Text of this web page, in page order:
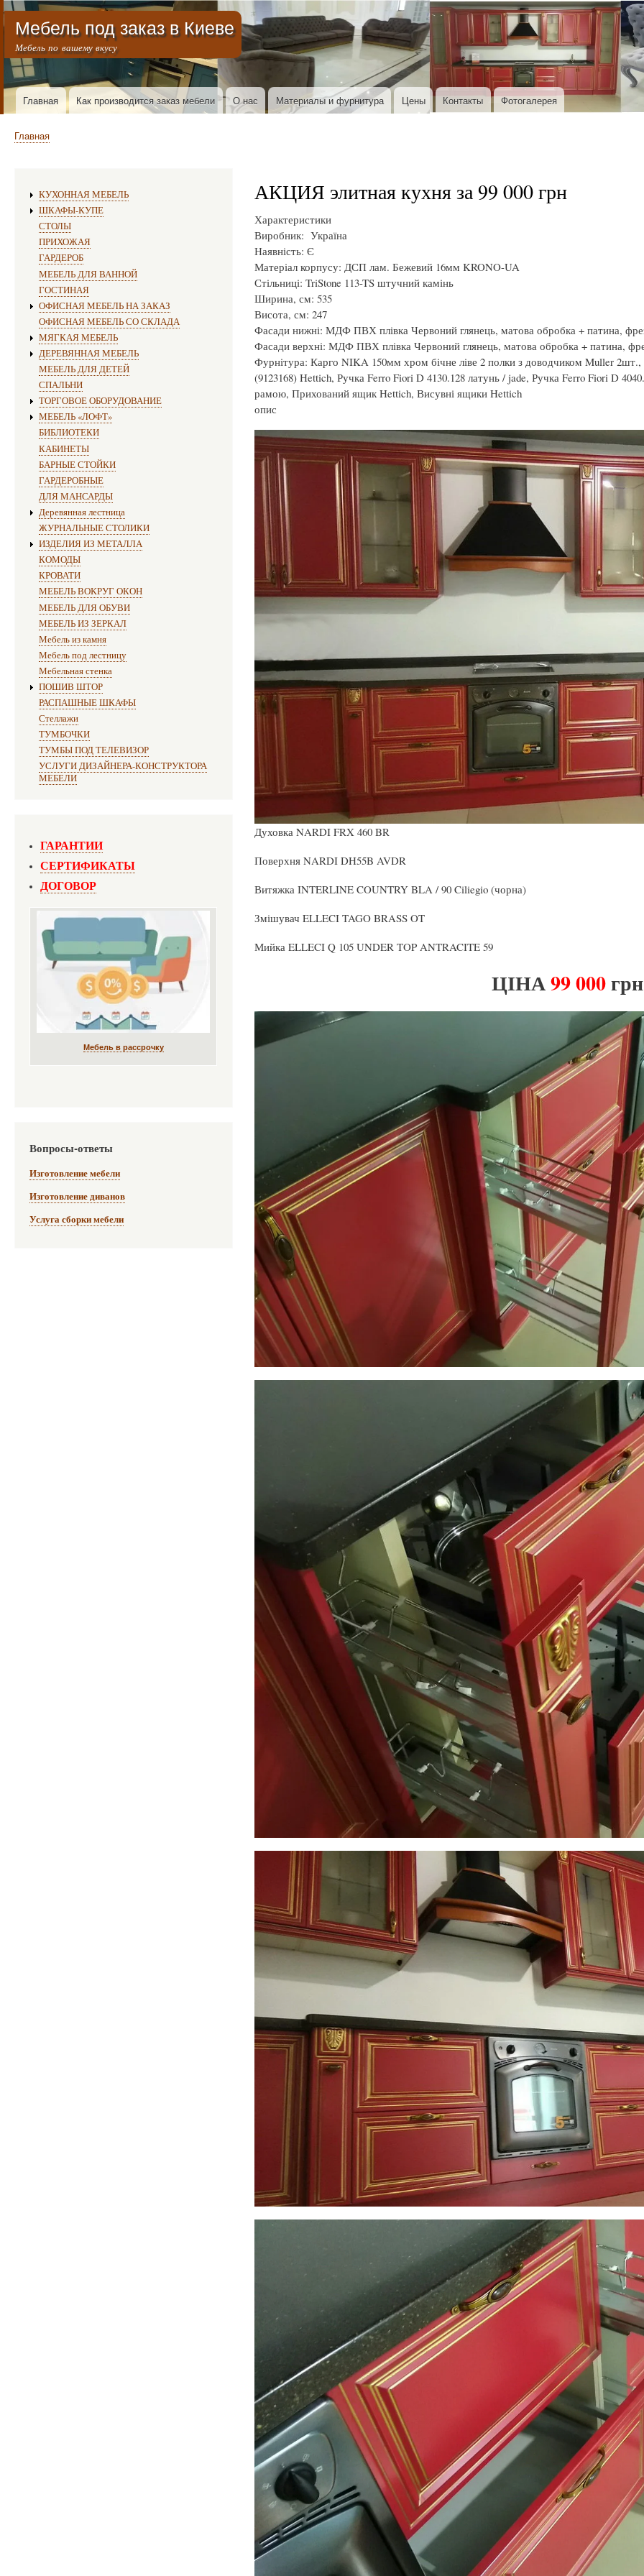
Перейти к основному содержанию
Меню учётной записи пользователя
Мебель под заказ в Киеве
Мебель по вашему вкусу
Горизонтальное меню
Главная Как производится заказ мебели О нас Материалы и фурнитура Цены Контакты Фотогалерея
Строка навигации
Главная
АКЦИЯ элитная кухня за 99 000 грн
Характеристики
Виробник: Україна
Наявність: Є
Матеріал корпусу: ДСП лам. Бежевий 16мм KRONO-UA
Стільниці: TriStone 113-TS штучний камінь
Ширина, см: 535
Висота, см: 247
Фасади нижні: МДФ ПВХ плівка Червоний глянець, матова обробка + патина,
Фасади верхні: МДФ ПВХ плівка Червоний глянець, матова обробка + патина,
Фурнітура: Карго NIKA 150мм хром бічне ліве 2 полки з доводчиком Muller 2шт.,
(9123168) Hettich, Ручка Ferro Fiori D 4130.128 латунь / jade, Ручка Ferro Fiori D
рамою, Прихований ящик Hettich, Висувні ящики Hettich
опис
Духовка NARDI FRX 460 BR
Поверхня NARDI DH55B AVDR
Витяжка INTERLINE COUNTRY BLA / 90 Ciliegio (чорна)
Змішувач ELLECI TAGO BRASS OT
Мийка ELLECI Q 105 UNDER TOP ANTRACITE 59
ЦІНА99 000
КУХОННАЯ МЕБЕЛЬ
ШКАФЫ-КУПЕ
СТОЛЫ
ПРИХОЖАЯ
ГАРДЕРОБ
МЕБЕЛЬ ДЛЯ ВАННОЙ
ГОСТИНАЯ
ОФИСНАЯ МЕБЕЛЬ НА ЗАКАЗ
ОФИСНАЯ МЕБЕЛЬ СО СКЛАДА
МЯГКАЯ МЕБЕЛЬ
ДЕРЕВЯННАЯ МЕБЕЛЬ
МЕБЕЛЬ ДЛЯ ДЕТЕЙ
СПАЛЬНИ
ТОРГОВОЕ ОБОРУДОВАНИЕ
МЕБЕЛЬ «ЛОФТ»
БИБЛИОТЕКИ
КАБИНЕТЫ
БАРНЫЕ СТОЙКИ
ГАРДЕРОБНЫЕ
ДЛЯ МАНСАРДЫ
Деревянная лестница
ЖУРНАЛЬНЫЕ СТОЛИКИ
ИЗДЕЛИЯ ИЗ МЕТАЛЛА
КОМОДЫ
КРОВАТИ
МЕБЕЛЬ ВОКРУГ ОКОН
МЕБЕЛЬ ДЛЯ ОБУВИ
МЕБЕЛЬ ИЗ ЗЕРКАЛ
Мебель из камня
Мебель под лестницу
Мебельная стенка
ПОШИВ ШТОР
РАСПАШНЫЕ ШКАФЫ
Стеллажи
ТУМБОЧКИ
ТУМБЫ ПОД ТЕЛЕВИЗОР
УСЛУГИ ДИЗАЙНЕРА-КОНСТРУКТОРА
МЕБЕЛИ
ГАРАНТИИ
СЕРТИФИКАТЫ
ДОГОВОР
Мебель в рассрочку
Вопросы-ответы
Изготовление мебели
Изготовление диванов
Услуга сборки мебели